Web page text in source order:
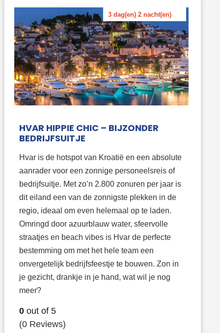
HVAR HIPPIE CHIC – BIJZONDER
BEDRIJFSUITJE
Hvar is de hotspot van Kroatië en een absolute
aanrader voor een zonnige personeelsreis of
bedrijfsuitje. Met zo’n 2.800 zonuren per jaar is
dit eiland een van de zonnigste plekken in de
regio, ideaal om even helemaal op te laden.
Omringd door azuurblauw water, sfeervolle
straatjes en beach vibes is Hvar de perfecte
bestemming om met het hele team een
onvergetelijk bedrijfsfeestje te bouwen. Zon in
je gezicht, drankje in je hand, wat wil je nog
meer?
0out of 5
(0 Reviews)
3 dag(en) 2 nacht(en)